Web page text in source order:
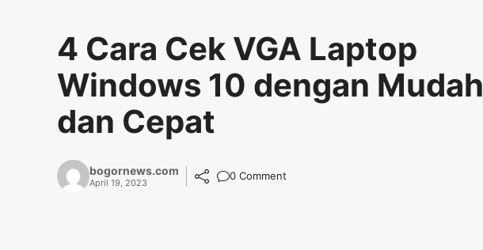
4 Cara Cek VGA Laptop
Windows 10 dengan Mudah
dan Cepat
bogornews.com
April 19, 2023
0 Comment